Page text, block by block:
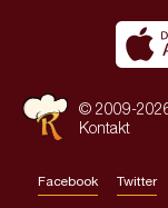
© 2009-
Kontakt
Facebook Twitter